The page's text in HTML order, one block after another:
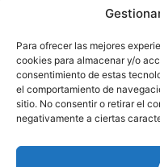
Para ofrecer las mejores
cookies para almacenar y/o
consentimiento de estas
el comportamiento de
sitio. No consentir o retirar el
negativamente a ciertas